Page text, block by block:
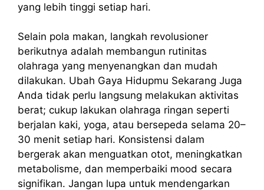
yang lebih tinggi setiap hari.
Selain pola makan, langkah revolusioner
berikutnya adalah membangun rutinitas
olahraga yang menyenangkan dan mudah
dilakukan. Ubah Gaya Hidupmu Sekarang Juga
Anda tidak perlu langsung melakukan aktivitas
berat; cukup lakukan olahraga ringan seperti
berjalan kaki, yoga, atau bersepeda selama 20–
30 menit setiap hari. Konsistensi dalam
bergerak akan menguatkan otot, meningkatkan
metabolisme, dan memperbaiki mood secara
signifikan. Jangan lupa untuk mendengarkan